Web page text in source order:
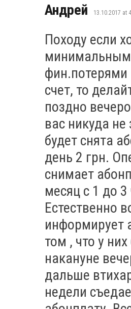
Андрей says:
13.10.2017 at
Походу если
фин.потерями
счет, то
поздно
вас никуда не
будет снята
день 2 грн.
снимает
месяц с 1 до 3
Естественно
информирует
том , что у
накануне
дальше
недели